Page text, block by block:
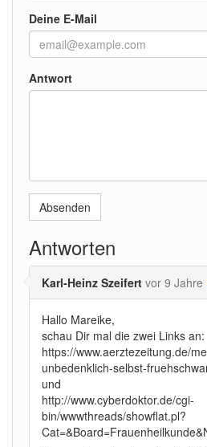
Deine E-Mail
Antwort
Absenden
Antworten
Karl-Heinz Szeifert vor 9 Jahre
Hallo Mareike,
schau Dir mal die zwei Links an:
https://www.aerztezeitung.de/
unbedenklich-selbst-
und
http://www.cyberdoktor.de/cgi-
bin/wwwthreads/showflat.pl?